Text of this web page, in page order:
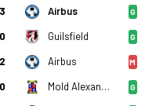
Hafta - Airbus UK
Airbus G
Guilsfield G
Airbus M
Mold Alexandra G